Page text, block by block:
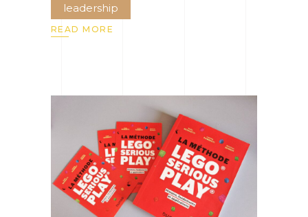
leadership
READ MORE